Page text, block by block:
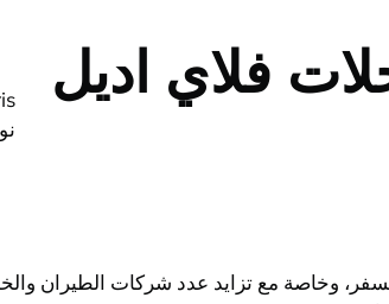
فلاي اديل
وخاصة مع تزايد عدد شركات الطيران